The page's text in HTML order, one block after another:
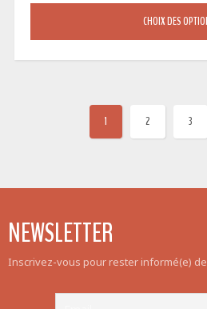
CHOIX DES
1 2 3
NEWSLETTER
Inscrivez-vous pour rester informé(e)